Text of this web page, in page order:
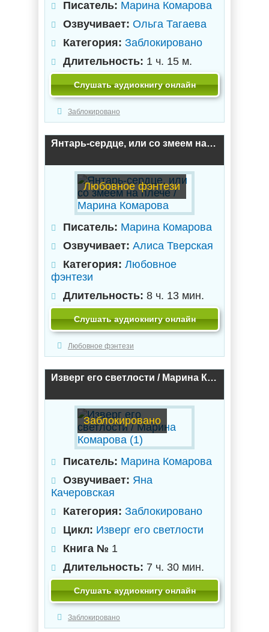
Писатель: Марина Комарова
Озвучивает: Ольга Тагаева
Категория: Заблокировано
Длительность: 1 ч. 15 м.
Слушать аудиокнигу онлайн
Заблокировано
Янтарь-сердце, или со змеем на плече / Марина Комарова
Любовное фэнтези
Писатель: Марина Комарова
Озвучивает: Алиса Тверская
Категория: Любовное
фэнтези
Длительность: 8 ч. 13 мин.
Слушать аудиокнигу онлайн
Любовное фэнтези
Изверг его светлости / Марина Комарова (1)
Заблокировано
Писатель: Марина Комарова
Озвучивает: Яна
Качеровская
Категория: Заблокировано
Цикл: Изверг его светлости
Книга № 1
Длительность: 7 ч. 30 мин.
Слушать аудиокнигу онлайн
Заблокировано